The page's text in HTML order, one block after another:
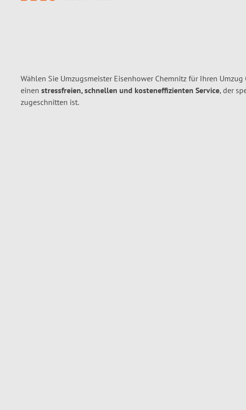
Wählen Sie Umzugsmeister Eisenhower Chemnitz für Ihren
einen stressfreien, schnellen und kosteneffizienten Service, der
zugeschnitten ist.